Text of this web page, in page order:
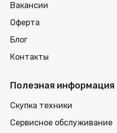
Вакансии
Оферта
Блог
Контакты
Полезная информация
Скупка техники
Сервисное обслуживание